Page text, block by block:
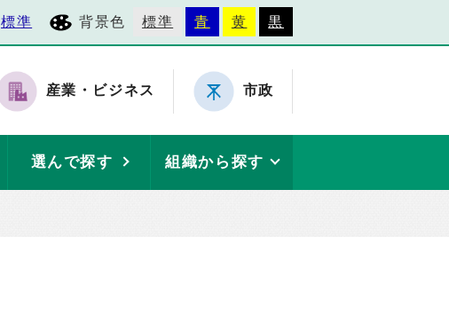
標準 背景色 標準 青 黄 黒
産業・ビジネス 市政
選んで探す 組織から探す